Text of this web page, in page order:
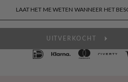
LAAT HET ME WETEN WANNEER HET
UITVERKOCHT